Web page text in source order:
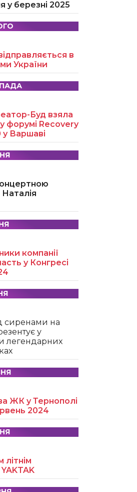
у березні 2025
в
України
Буд взяла
форумі Recovery
Варшаві
компанії
у Конгресі
сиренами на
у
легендарних
ЖК у Тернополі
2024
літнім